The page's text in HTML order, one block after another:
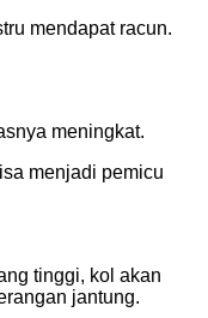
mendapat racun.
meningkat.
menjadi pemicu
tinggi, kol akan
jantung.